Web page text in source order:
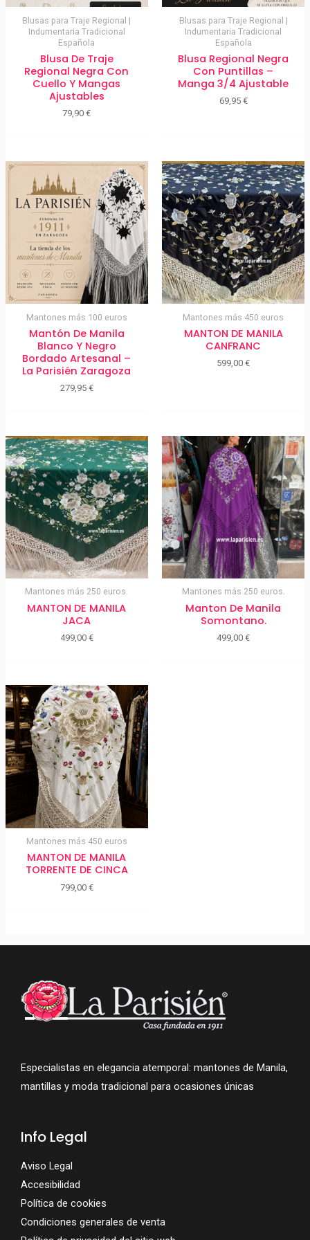
Blusas para Traje Regional |
Indumentaria Tradicional
Española
Blusa De Traje
Regional Negra Con
Cuello Y Mangas
Ajustables
79,90€
Blusas para Traje Regional |
Indumentaria Tradicional
Española
Blusa Regional Negra
Con Puntillas –
Manga 3/4 Ajustable
69,95 €
Mantones más 100 euros
Mantón De Manila
Blanco Y Negro
Bordado Artesanal –
La Parisién Zaragoza
279,95 €
Mantones más 450 euros
MANTON DE MANILA
CANFRANC
599,00€
Mantones más 250 euros.
MANTON DE MANILA
JACA
499,00 €
Mantones más 250 euros.
Manton De Manila
Somontano.
499,00€
Mantones más 450 euros
MANTON DE MANILA
TORRENTE DE CINCA
799,00 €
Especialistas en elegancia atemporal: mantones de Manila,
mantillas y moda tradicional para ocasiones únicas
Info Legal
Aviso Legal
Accesibilidad
Política de cookies
Condiciones generales de venta